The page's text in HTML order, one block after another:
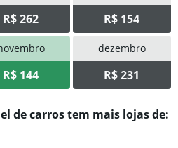
R$ 262 R$ 154
R$ 144
dezembro
R$ 231
de carros tem mais lojas de: